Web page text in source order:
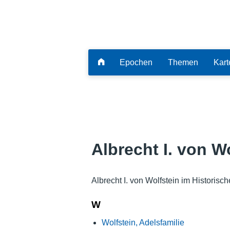
Epochen Themen
Albrecht I. von
Albrecht I. von Wolfstein im
W
Wolfstein, Adelsfamilie